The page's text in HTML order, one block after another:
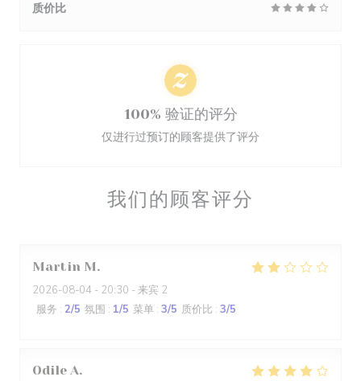
我们的顾客评分
Martin M
2026-08-04 - 20:30 - 来宾 2
服务 : 2/5 氛围 : 1/5 菜单 : 3/5 质价比 : 3/5
Odile A
质价比
100% 验证的评分
仅进行过预订的顾客提供了评分